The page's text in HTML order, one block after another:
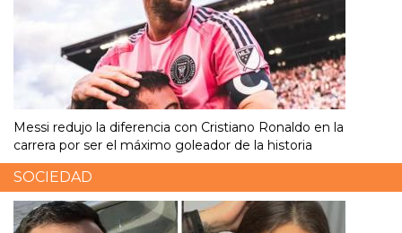
Messi redujo la diferencia con Cristiano Ronaldo en la
carrera por ser el máximo goleador de la historia
SOCIEDAD